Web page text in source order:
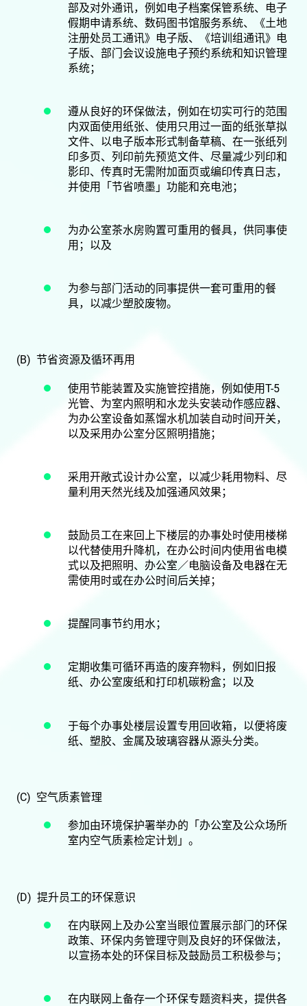
部及对外通讯，例如电子档案保管系统、电子
假期申请系统、数码图书馆服务系统、《土地
注册处员工通讯》电子版、《培训组通讯》电
子版、部门会议设施电子预约系统和知识管理
系统；
遵从良好的环保做法，例如在切实可行的范围
内双面使用纸张、使用只用过一面的纸张草拟
文件、以电子版本形式制备草稿、在一张纸列
印多页、列印前先预览文件、尽量减少列印和
影印、传真时无需附加面页或编印传真日志，
并使用「节省喷墨」功能和充电池；
为办公室茶水房购置可重用的餐具，供同事使
用；以及
为参与部门活动的同事提供一套可重用的餐
具，以减少塑胶废物。
(B) 节省资源及循环再用
使用节能装置及实施管控措施，例如使用T-5
光管、为室内照明和水龙头安装动作感应器、
为办公室设备如蒸馏水机加装自动时间开关，
以及采用办公室分区照明措施；
采用开敞式设计办公室，以减少耗用物料、尽
量利用天然光线及加强通风效果；
鼓励员工在来回上下楼层的办事处时使用楼梯
以代替使用升降机，在办公时间内使用省电模
式以及把照明、办公室／电脑设备及电器在无
需使用时或在办公时间后关掉；
提醒同事节约用水；
定期收集可循环再造的废弃物料，例如旧报
纸、办公室废纸和打印机碳粉盒；以及
于每个办事处楼层设置专用回收箱，以便将废
纸、塑胶、金属及玻璃容器从源头分类。
(C) 空气质素管理
参加由环境保护署举办的「办公室及公众场所
室内空气质素检定计划」。
(D) 提升员工的环保意识
在内联网上及办公室当眼位置展示部门的环保
政策、环保内务管理守则及良好的环保做法，
以宣扬本处的环保目标及鼓励员工积极参与；
在内联网上备存一个环保专题资料夹，提供各